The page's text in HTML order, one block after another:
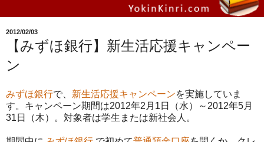
2012/02/03
【みずほ銀行】新生活応援キャンペー
ン
みずほ銀行で、 新生活応援キャンペーンを実施していま
す。キャンペーン期間は2012年2月1日（水）～2012年5月
31日（木）。対象者は学生または新社会人。